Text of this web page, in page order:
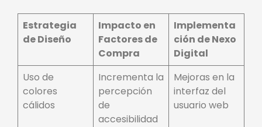
Estrategia
de Diseño
Impacto en
Factores de
Compra
Implementa
ción de Nexo
Digital
Uso de
colores
cálidos
Incrementa la
percepción
de
accesibilidad
Mejoras en la
interfaz del
usuario web